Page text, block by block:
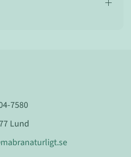
7580
Lund